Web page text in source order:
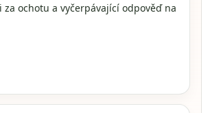
za ochotu a vyčerpávající odpověď na